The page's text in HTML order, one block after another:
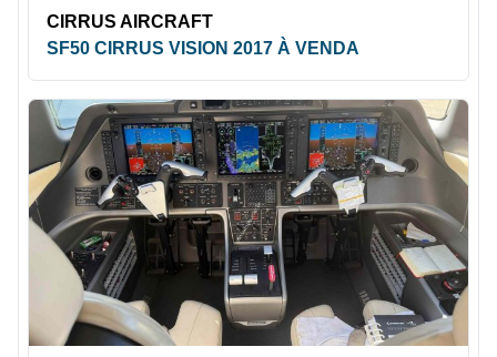
CIRRUS AIRCRAFT
SF50 CIRRUS VISION 2017 À VENDA